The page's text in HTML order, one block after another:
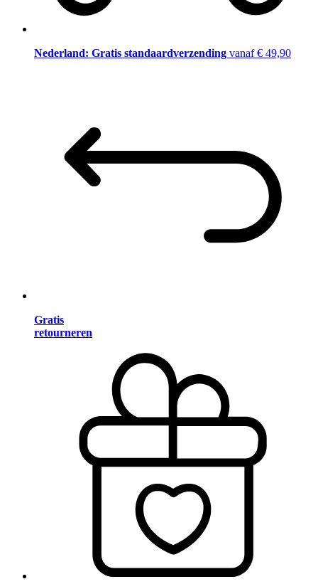
Nederland: Gratis standaardverzending vanaf € 49,90
Gratis
retourneren